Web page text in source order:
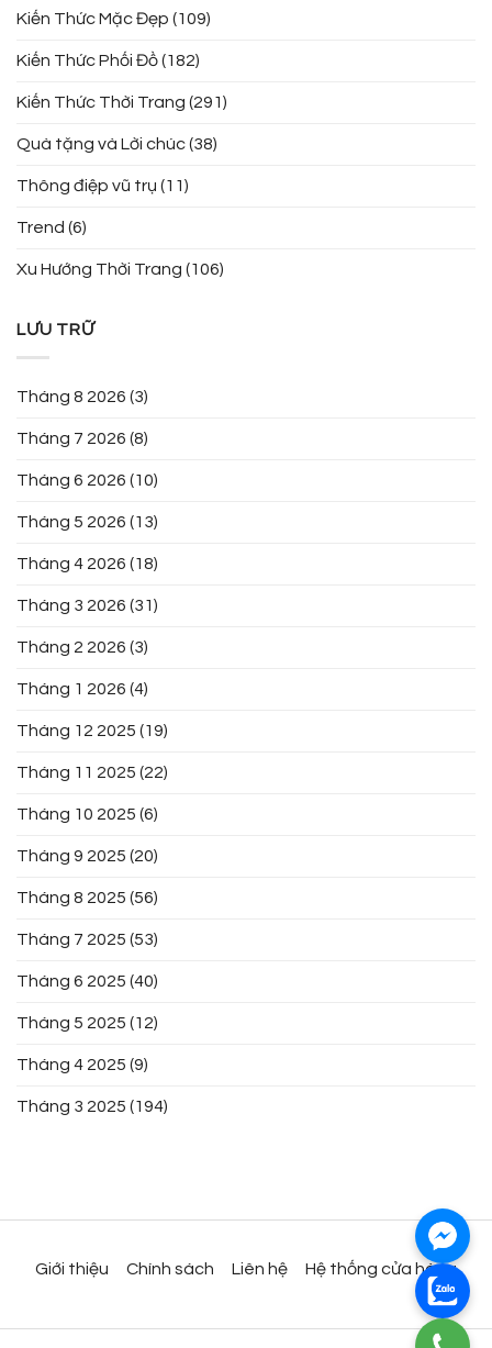
Kiến Thức Mặc Đẹp (109)
Kiến Thức Phối Đồ(182)
Kiến Thức Thời Trang (291)
Quà tặng và Lời chúc(38)
Thông điệp vũ trụ (11)
Trend (6)
Xu Hướng Thời Trang (106)
LƯU TRỮ
Tháng 8 2026 (3)
Tháng 7 2026 (8)
Tháng 6 2026 (10)
Tháng 5 2026 (13)
Tháng 4 2026 (18)
Tháng 3 2026 (31)
Tháng 2 2026 (3)
Tháng 1 2026 (4)
Tháng 12 2025 (19)
Tháng 11 2025 (22)
Tháng 10 2025 (6)
Tháng 9 2025 (20)
Tháng 8 2025 (56)
Tháng 7 2025 (53)
Tháng 6 2025 (40)
Tháng 5 2025 (12)
Tháng 4 2025 (9)
Tháng 3 2025 (194)
Giới thiệu Chính sách Liên hệ Hệ thống cửa hàng